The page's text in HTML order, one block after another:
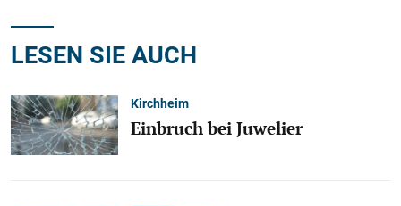
LESEN SIE AUCH
Kirchheim
Einbruch bei Juwelier